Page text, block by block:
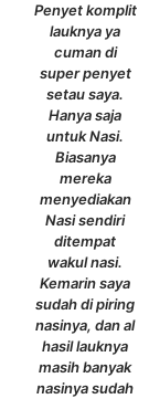
Penyet komplit
lauknya ya
cuman di
super penyet
setau saya.
Hanya saja
untuk Nasi.
Biasanya
mereka
menyediakan
Nasi sendiri
ditempat
wakul nasi.
Kemarin saya
sudah di piring
nasinya, dan al
hasil lauknya
masih banyak
nasinya sudah